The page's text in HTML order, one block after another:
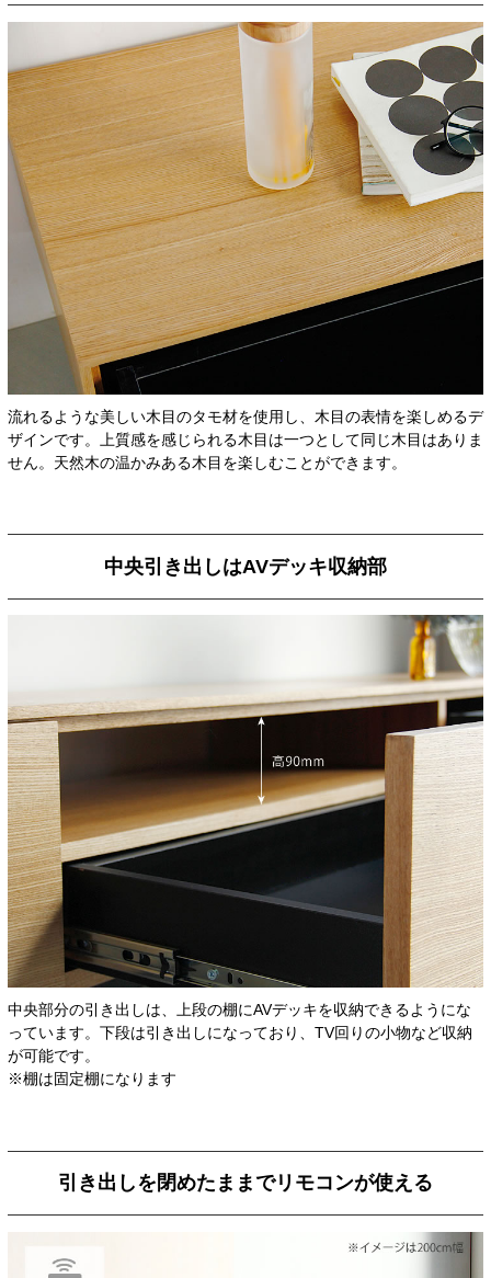
流れるような美しい木目のタモ材を使用し、木目の表情を楽しめるデ
ザインです。上質感を感じられる木目は一つとして同じ木目はありま
せん。天然木の温かみある木目を楽しむことができます。
中央引き出しはAVデッキ収納部
中央部分の引き出しは、上段の棚にAVデッキを収納できるようにな
っています。下段は引き出しになっており、TV回りの小物など収納
が可能です。
※棚は固定棚になります
引き出しを閉めたままでリモコンが使える